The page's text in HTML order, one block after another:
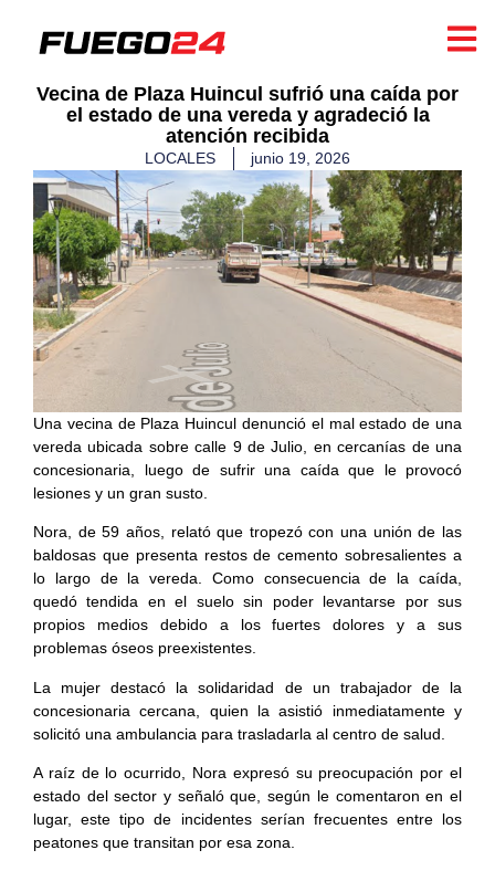
Vecina de Plaza Huincul sufrió una caída por
el estado de una vereda y agradeció la
atención recibida
LOCALES junio 19, 2026
Una vecina de Plaza Huincul denunció el mal estado de una
vereda ubicada sobre calle 9 de Julio, en cercanías de una
concesionaria, luego de sufrir una caída que le provocó
lesiones y un gran susto.
Nora, de 59 años, relató que tropezó con una unión de las
baldosas que presenta restos de cemento sobresalientes a
lo largo de la vereda. Como consecuencia de la caída,
quedó tendida en el suelo sin poder levantarse por sus
propios medios debido a los fuertes dolores y a sus
problemas óseos preexistentes.
La mujer destacó la solidaridad de un trabajador de la
concesionaria cercana, quien la asistió inmediatamente y
solicitó una ambulancia para trasladarla al centro de salud.
A raíz de lo ocurrido, Nora expresó su preocupación por el
estado del sector y señaló que, según le comentaron en el
lugar, este tipo de incidentes serían frecuentes entre los
peatones que transitan por esa zona.